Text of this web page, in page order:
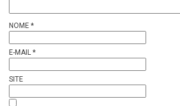
NOME *
E-MAIL *
SITE